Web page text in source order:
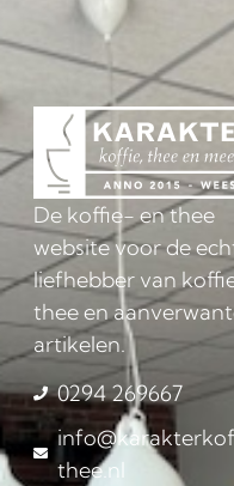
De koffie- en thee
website voor de
liefhebber van
thee en
artikelen.
0294 269667
thee.nl